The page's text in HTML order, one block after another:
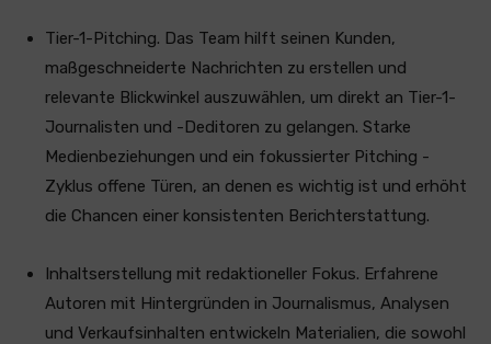
Tier-1-Pitching. Das Team hilft seinen Kunden,
maßgeschneiderte Nachrichten zu erstellen und
relevante Blickwinkel auszuwählen, um direkt an Tier-1-
Journalisten und -Deditoren zu gelangen. Starke
Medienbeziehungen und ein fokussierter Pitching -
Zyklus offene Türen, an denen es wichtig ist und erhöht
die Chancen einer konsistenten Berichterstattung.
Inhaltserstellung mit redaktioneller Fokus. Erfahrene
Autoren mit Hintergründen in Journalismus, Analysen
und Verkaufsinhalten entwickeln Materialien, die sowohl